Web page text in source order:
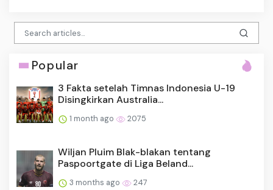
Popular
3 Fakta setelah Timnas Indonesia U-19
Disingkirkan Australia...
1 month ago 2075
Wiljan Pluim Blak-blakan tentang
Paspoortgate di Liga Beland...
3 months ago 247